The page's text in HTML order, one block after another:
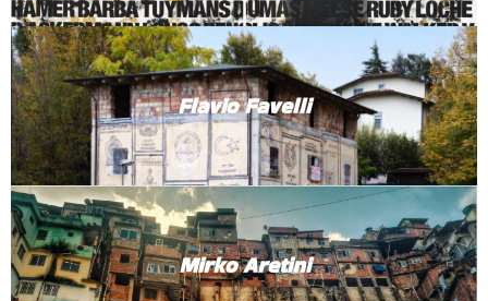
Flavio Favelli
Mirko Aretini